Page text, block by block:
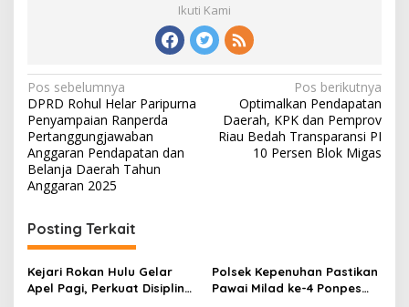
Ikuti Kami
Navigasi
pos
Pos sebelumnya
DPRD Rohul Helar Paripurna
Penyampaian Ranperda
Pertanggungjawaban
Anggaran Pendapatan dan
Belanja Daerah Tahun
Anggaran 2025
Pos berikutnya
Optimalkan Pendapatan
Daerah, KPK dan Pemprov
Riau Bedah Transparansi PI
10 Persen Blok Migas
Posting Terkait
Kejari Rokan Hulu Gelar
Apel Pagi, Perkuat Disiplin
Polsek Kepenuhan Pastikan
Pawai Milad ke-4 Ponpes